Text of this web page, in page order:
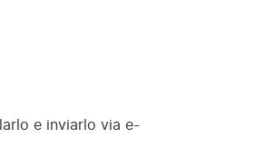
e inviarlo via e-